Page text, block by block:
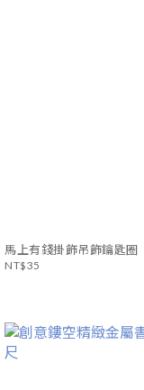
馬上有錢掛飾吊飾鑰匙圈
NT$35